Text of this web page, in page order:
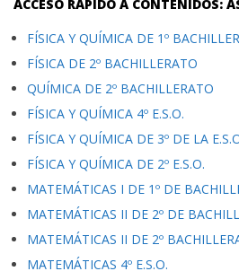
ACCESO RÁPIDO A CONTENIDOS:
FÍSICA Y QUÍMICA DE 1º
FÍSICA DE 2º BACHILLERATO
QUÍMICA DE 2º BACHILLERATO
FÍSICA Y QUÍMICA 4º E.S.O.
FÍSICA Y QUÍMICA DE 3º DE LA
FÍSICA Y QUÍMICA DE 2º E.S.O.
MATEMÁTICAS I DE 1º DE
MATEMÁTICAS II DE 2º DE
MATEMÁTICAS II DE 2º
MATEMÁTICAS 4º E.S.O.